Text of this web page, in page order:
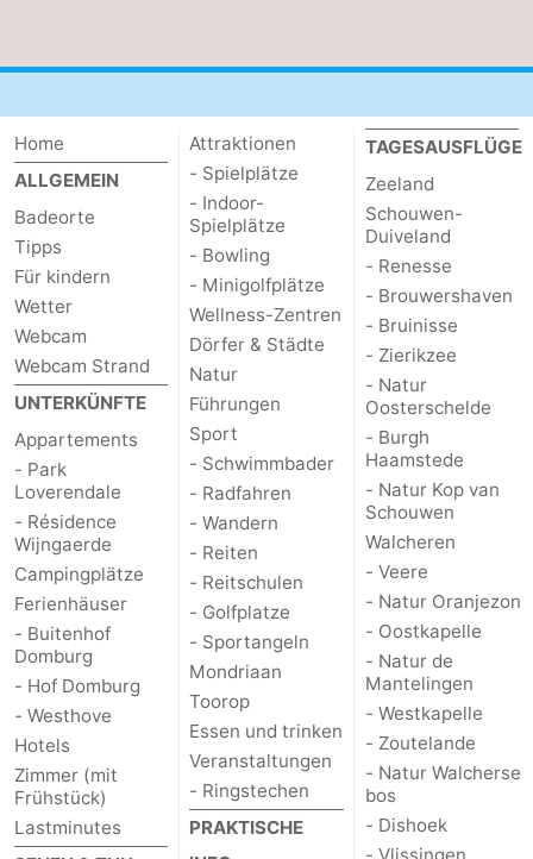
Home
ALLGEMEIN
Badeorte
Tipps
Für kindern
Wetter
Webcam
Webcam Strand
UNTERKÜNFTE
Appartements
- Park
Loverendale
- Résidence
Wijngaerde
Campingplätze
Ferienhäuser
- Buitenhof
Domburg
- Hof Domburg
- Westhove
Hotels
Zimmer (mit
Frühstück)
Lastminutes
Attraktionen
- Spielplätze
- Indoor-
Spielplätze
- Bowling
- Minigolfplätze
Wellness-Zentren
Dörfer & Städte
Natur
Führungen
Sport
- Schwimmbader
- Radfahren
- Wandern
- Reiten
- Reitschulen
- Golfplatze
- Sportangeln
Mondriaan
Toorop
Essen und trinken
Veranstaltungen
- Ringstechen
PRAKTISCHE
TAGESAUSFLÜGE
Zeeland
Schouwen-
Duiveland
- Renesse
- Brouwershaven
- Bruinisse
- Zierikzee
- Natur
Oosterschelde
- Burgh
Haamstede
- Natur Kop van
Schouwen
Walcheren
- Veere
- Natur Oranjezon
- Oostkapelle
- Natur de
Mantelingen
- Westkapelle
- Zoutelande
- Natur Walcherse
bos
- Dishoek